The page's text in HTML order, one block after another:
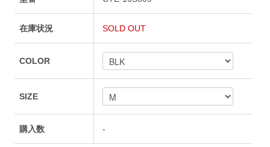
在庫状況 SOLD OUT
COLOR
SIZE
購入数 -